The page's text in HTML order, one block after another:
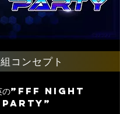
コンセプト
の”FFF NIGHT
PARTY”